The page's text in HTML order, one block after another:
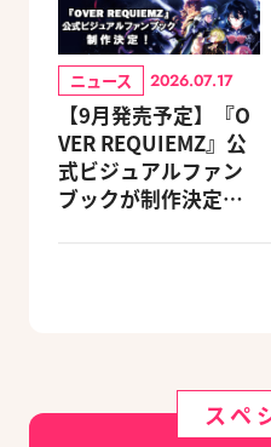
ニュース 2026.07.17
【9月発売予定】『O
VER REQUIEMZ』公
式ビジュアルファン
ブックが制作決定！
スペ